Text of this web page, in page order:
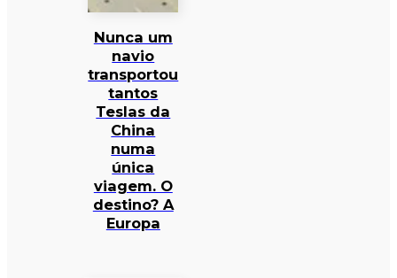
Nunca um
navio
transportou
tantos
Teslas da
China
numa
única
viagem. O
destino? A
Europa